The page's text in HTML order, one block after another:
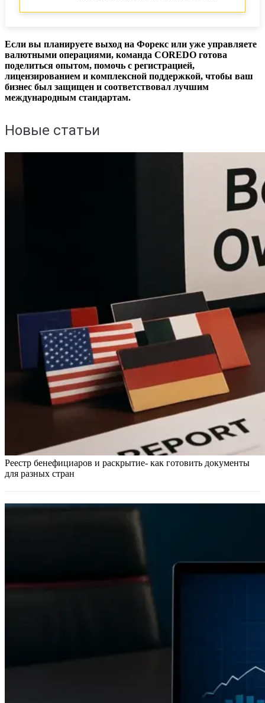
Если вы планируете выход на Форекс или уже управляете
валютными операциями, команда COREDO готова
поделиться опытом, помочь с регистрацией,
лицензированием и комплексной поддержкой, чтобы ваш
бизнес был защищен и соответствовал лучшим
международным стандартам.
Новые статьи
Реестр бенефициаров и раскрытие- как готовить документы
для разных стран